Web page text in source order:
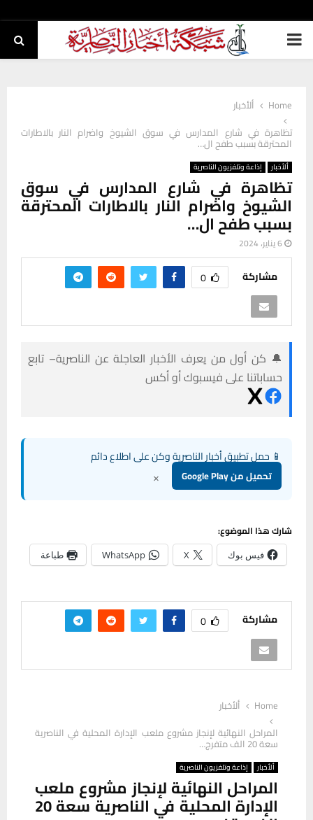
PRIMARY
Home
ألأخبار
تظاهرة في شارع المدارس في سوق الشيوخ واضرام النار بالاطارات
المحترقة بسبب طفح ال…
ألأخبار إذاعة وتلفزيون الناصرية
تظاهرة في شارع المدارس في سوق
الشيوخ واضرام النار بالاطارات المحترقة
بسبب طفح ال…
6 يناير، 2024
مشاركة 0
🔔 كن أول من يعرف الأخبار العاجلة عن الناصرية– تابع
حساباتنا على فيسبوك أو أكس
📱 حمل تطبيق أخبار الناصرية وكن على اطلاع دائم
تحميل من Google Play ×
شارك هذا الموضوع:
فيس بوك X
WhatsApp طباعة
مشاركة 0
Home
ألأخبار
المراحل النهائية لإنجاز مشروع ملعب الإدارة المحلية في الناصرية
سعة 20 الف متفرج…
ألأخبار إذاعة وتلفزيون الناصرية
المراحل النهائية لإنجاز مشروع ملعب
الإدارة المحلية في الناصرية سعة 20